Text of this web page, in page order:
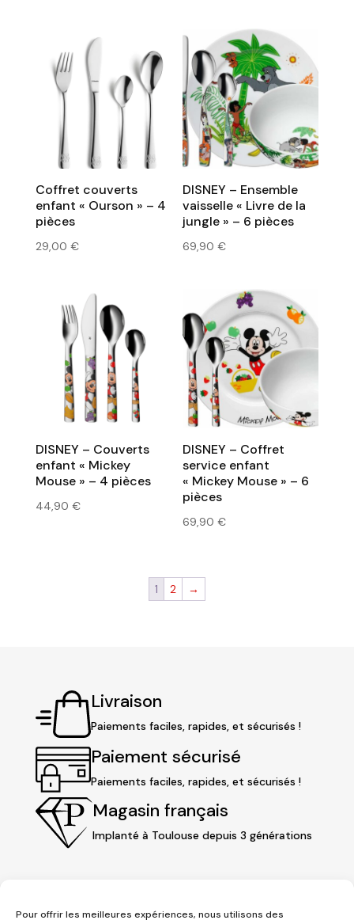
Pour offrir les meilleures expériences, nous utilisons des
Coffret couverts
enfant « Ourson » – 4
pièces
29,00 €
DISNEY – Ensemble
vaisselle « Livre de la
jungle » – 6 pièces
69,90€
DISNEY – Couverts
enfant « Mickey
Mouse » – 4 pièces
44,90 €
DISNEY – Coffret
service enfant
« Mickey Mouse » – 6
pièces
69,90€
1 2 →
Livraison
Paiements faciles, rapides, et sécurisés !
Paiement sécurisé
Paiements faciles, rapides, et sécurisés !
Magasin français
Implanté à Toulouse depuis 3 générations